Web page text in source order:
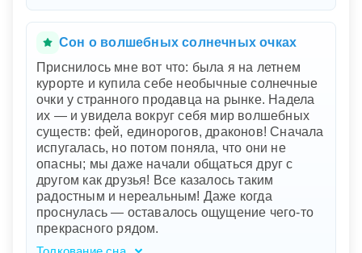
Ваш сон, как сцена из захватывающего
фильма, погружает вас в атмосферу старых
воспоминаний и скрытых страхов. Найденные
символизировать наследие и мудрость
прошлого, которую вы открываете заново.
Однако, оживающие тени и движущиеся
фотографии показывают, что с этими
воспоминаниями связано что-то тревожное.
Ваша мама в сновидении, просившая снять
очки, выступает голосом разума и защиты,
указывая на необходимость отпустить или
избегать опасных воспоминаний или
ситуаций.
Сон о волшебных солнечных очках
Приснилось мне вот что: была я на летнем
курорте и купила себе необычные солнечные
очки у странного продавца на рынке. Надела
их — и увидела вокруг себя мир волшебных
существ: фей, единорогов, драконов! Сначала
испугалась, но потом поняла, что они не
опасны; мы даже начали общаться друг с
другом как друзья! Все казалось таким
радостным и нереальным! Даже когда
проснулась — оставалось ощущение чего-то
прекрасного рядом.